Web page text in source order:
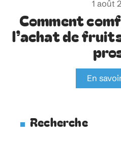
1 août
Comment
l’achat de
En
Recherche